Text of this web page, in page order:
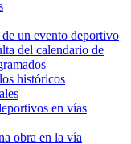
un evento deportivo
del calendario de
históricos
en vías
obra en la vía